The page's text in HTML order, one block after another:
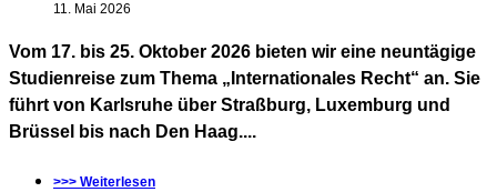
11. Mai 2026
Vom 17. bis 25. Oktober 2026 bieten wir eine neuntägige
Studienreise zum Thema „Internationales Recht“ an. Sie
führt von Karlsruhe über Straßburg, Luxemburg und
Brüssel bis nach Den Haag....
>>> Weiterlesen